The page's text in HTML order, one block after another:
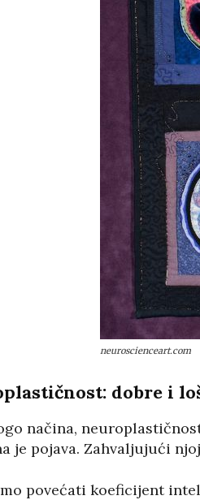
neuroscienceart.com
dobre i
načina,
je pojava. Zahvaljujući
povećati koeficijent